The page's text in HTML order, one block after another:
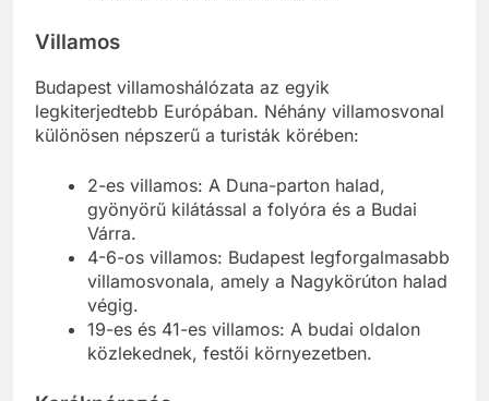
Budapest villamoshálózata az egyik
legkiterjedtebb Európában. Néhány villamosvonal
2-es villamos: A Duna-parton halad,
gyönyörű kilátással a folyóra és a Budai
Várra.
4-6-os villamos: Budapest legforgalmasabb
villamosvonala, amely a Nagykörúton halad
végig.
19-es és 41-es villamos: A budai oldalon